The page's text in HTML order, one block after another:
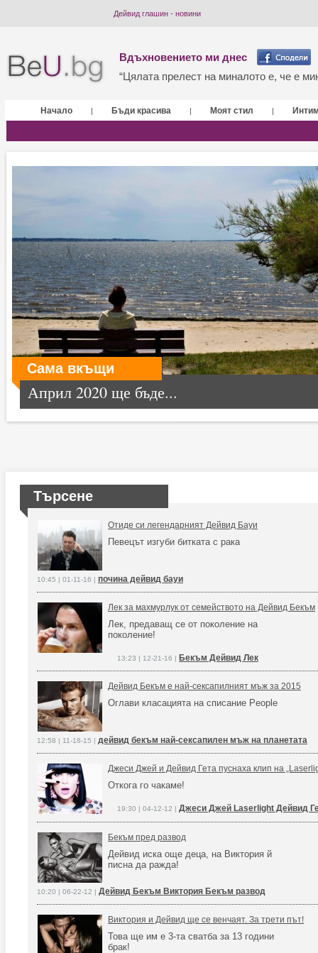
Дейвид глашин - новини
Вдъхновението ми днес
“Цялата прелест на миналото е, че е
Начало | Бъди красива | Моят стил |
Сама вкъщи
Април 2020 ще бъде...
Търсене
Отиде си легендарният Дейвид Бауи
Певецът изгуби битката с рака
10:45 | 01-11-16 | почина дейвид бауи
Лек за махмурлук от семейството на Дейвид Бекъм
Лек, предаващ се от поколение на
поколение!
13:23 | 12-21-16 | Бекъм Дейвид Лек
Дейвид Бекъм е най-сексапилният мъж за 2015
Оглави класацията на списание People
12:58 | 11-18-15 | дейвид бекъм най-сексапилен мъж на планетата
Джеси Джей и Дейвид Гета пуснаха клип на
Откога го чакаме!
19:30 | 04-12-12 | Джеси Джей Laserlight Дейвид
Бекъм пред развод
Дейвид иска още деца, на Виктория й
писна да ражда!
10:20 | 06-22-12 | Дейвид Бекъм Виктория Бекъм развод
Виктория и Дейвид ще се венчаят. За трети път!
Това ще им е 3-та сватба за 13 години
брак!